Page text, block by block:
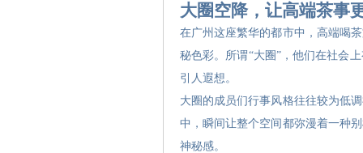
大圈空降，让高端茶事
在广州这座繁华的都市中，高端喝
秘色彩。所谓“大圈”，他们在社会
引人遐想。
大圈的成员们行事风格往往较为低
中，瞬间让整个空间都弥漫着一种
神秘感。